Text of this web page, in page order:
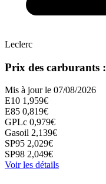
Leclerc
Prix des carburants :
Mis à jour le 07/08/2026
E10 1,959€
E85 0,819€
GPLc 0,979€
Gasoil 2,139€
SP95 2,029€
SP98 2,049€
Voir les détails